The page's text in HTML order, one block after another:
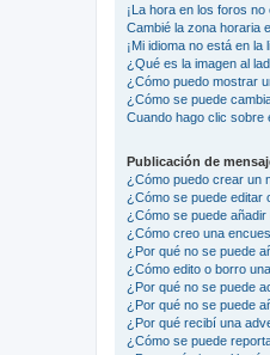
¡La hora en los foros
Cambié la zona horaria
¡Mi idioma no está en la
¿Qué es la imagen al
¿Cómo puedo mostrar
¿Cómo se puede
Cuando hago clic sobre
Publicación de
¿Cómo puedo crear un
¿Cómo se puede editar
¿Cómo se puede
¿Cómo creo una
¿Por qué no se puede
¿Cómo edito o borro
¿Por qué no se puede
¿Por qué no se puede
¿Por qué recibí una
¿Cómo se puede